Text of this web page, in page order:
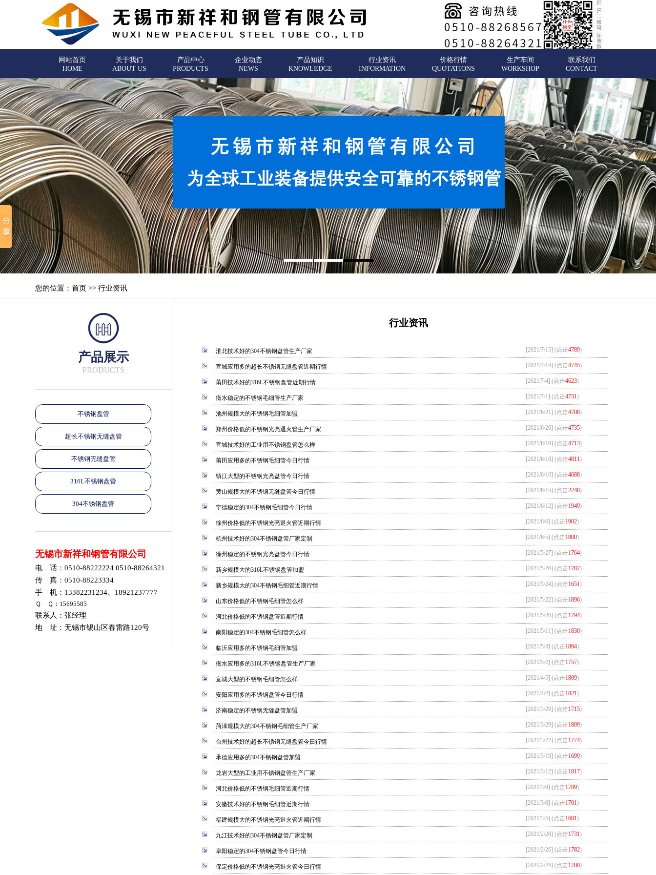
网站首页
HOME
关于我们
ABOUT US
产品中心
PRODUCTS
企业动态
NEWS
产品知识
KNOWLEDGE
行业资讯
INFORMATION
价格行情
QUOTATIONS
生产车间
WORKSHOP
联系我们
CONTACT
您的位置：首页 >> 行业资讯
产品展示
PRODUCTS
不锈钢盘管
超长不锈钢无缝盘管
不锈钢无缝盘管
316L不锈钢盘管
304不锈钢盘管
无锡市新祥和钢管有限公司
电 话：0510-88222224 0510-88264321
传 真：0510-88223334
手 机：13382231234、18921237777
Ｑ Ｑ：15695585
联系人：张经理
地 址：无锡市锡山区春雷路120号
行业资讯
淮北技术好的304不锈钢盘管生产厂家 [2021/7/15] (点击4789)
宣城应用多的超长不锈钢无缝盘管近期行情 [2021/7/14] (点击4745)
莆田技术好的316L不锈钢盘管近期行情 [2021/7/4] (点击4623)
衡水稳定的不锈钢毛细管生产厂家 [2021/7/1] (点击4731)
池州规模大的不锈钢毛细管加盟 [2021/6/21] (点击4708)
郑州价格低的不锈钢光亮退火管生产厂家 [2021/6/20] (点击4735)
宣城技术好的工业用不锈钢盘管怎么样 [2021/6/19] (点击4713)
莆田应用多的不锈钢毛细管今日行情 [2021/6/18] (点击4811)
镇江大型的不锈钢光亮盘管今日行情 [2021/6/16] (点击4688)
黄山规模大的不锈钢无缝盘管今日行情 [2021/6/15] (点击2248)
宁德稳定的304不锈钢毛细管今日行情 [2021/6/12] (点击1949)
徐州价格低的不锈钢光亮退火管近期行情 [2021/6/6] (点击1902)
杭州技术好的304不锈钢盘管厂家定制 [2021/6/5] (点击1900)
徐州稳定的不锈钢光亮盘管今日行情 [2021/5/27] (点击1764)
新乡规模大的316L不锈钢盘管加盟 [2021/5/26] (点击1782)
新乡规模大的304不锈钢毛细管近期行情 [2021/5/24] (点击1651)
山东价格低的不锈钢毛细管怎么样 [2021/5/22] (点击1896)
河北价格低的不锈钢盘管近期行情 [2021/5/20] (点击1794)
南阳稳定的304不锈钢毛细管怎么样 [2021/5/11] (点击1830)
临沂应用多的不锈钢毛细管加盟 [2021/5/3] (点击1894)
衡水应用多的316L不锈钢盘管生产厂家 [2021/5/2] (点击1757)
宣城大型的不锈钢毛细管怎么样 [2021/4/5] (点击1809)
安阳应用多的不锈钢盘管今日行情 [2021/4/2] (点击1821)
济南稳定的不锈钢无缝盘管加盟 [2021/3/29] (点击1715)
菏泽规模大的304不锈钢毛细管生产厂家 [2021/3/29] (点击1809)
台州技术好的超长不锈钢无缝盘管今日行情 [2021/3/22] (点击1774)
承德应用多的304不锈钢盘管加盟 [2021/3/19] (点击1699)
龙岩大型的工业用不锈钢盘管生产厂家 [2021/3/12] (点击1817)
河北价格低的不锈钢毛细管近期行情 [2021/3/9] (点击1789)
安徽技术好的不锈钢毛细管近期行情 [2021/3/8] (点击1701)
福建规模大的不锈钢光亮退火管近期行情 [2021/3/5] (点击1681)
九江技术好的304不锈钢盘管厂家定制 [2021/2/28] (点击1731)
阜阳稳定的304不锈钢盘管今日行情 [2021/2/26] (点击1782)
保定价格低的不锈钢光亮退火管今日行情 [2021/2/24] (点击1700)